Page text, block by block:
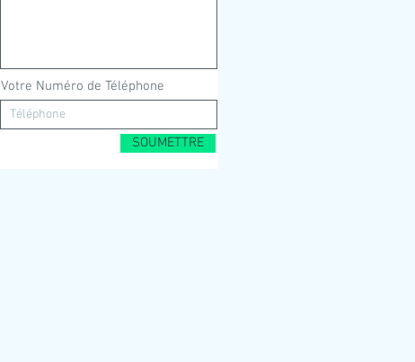
Votre Numéro de Téléphone
SOUMETTRE